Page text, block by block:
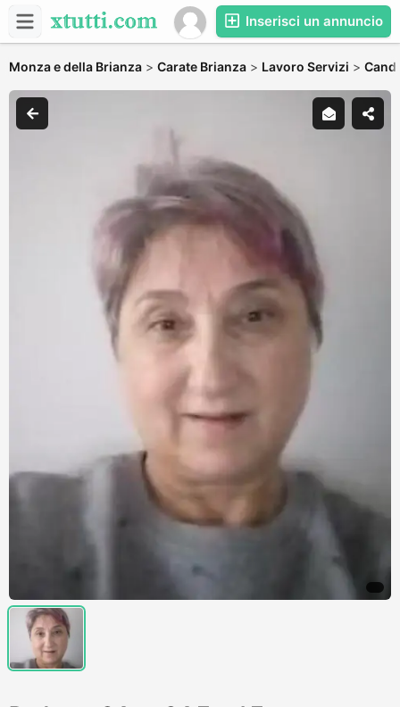
Inserisci un annuncio
Monza e della Brianza > Carate Brianza > Lavoro Servizi >